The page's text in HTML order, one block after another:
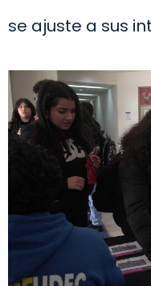
se ajuste a sus